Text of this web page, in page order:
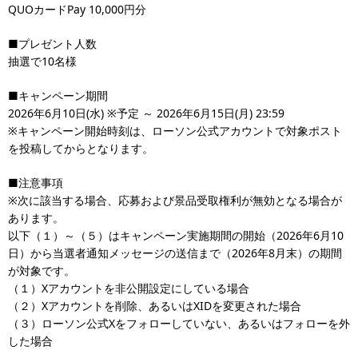
QUOカードPay 10,000円分
■プレゼント人数
抽選で10名様
■キャンペーン期間
2026年6月10日(水) ※予定 ～ 2026年6月15日(月) 23:59
※キャンペーン開始時刻は、ローソン公式アカウントで対象ポスト
を投稿してからとなります。
■注意事項
※次に該当する場合、応募および景品受取権利が無効となる場合が
あります。
以下（１）～（５）はキャンペーン実施期間の開始（2026年6月10
日）から当選者通知メッセージの送信まで（2026年8月末）の期間
が対象です。
（１）Xアカウントを非公開設定にしている場合
（２）Xアカウントを削除、あるいはXIDを変更された場合
（３）ローソン公式Xをフォローしていない、あるいはフォローを外
した場合